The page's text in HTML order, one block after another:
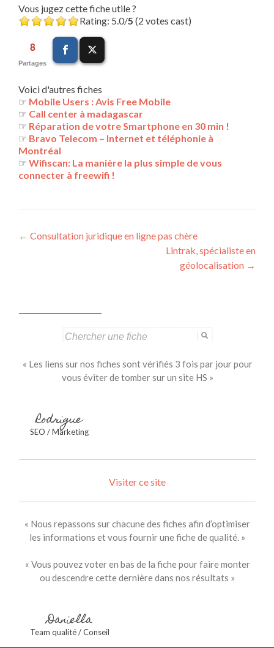
Vous jugez cette fiche utile ?
Rating: 5.0/5 (2 votes cast)
8
Partages
Voici d'autres fiches
☞ Mobile Users : Avis Free Mobile
☞ Call center à madagascar
☞ Réparation de votre Smartphone en 30 min !
☞ Bravo Telecom – Internet et téléphonie à
Montréal
☞ Wifiscan: La manière la plus simple de vous
connecter à freewifi !
Navigation
← Consultation juridique en ligne pas chère
Lintrak, spécialiste en
géolocalisation →
« Les liens sur nos fiches sont vérifiés 3 fois par jour pour
vous éviter de tomber sur un site HS »
Rodrigue
SEO / Marketing
Visiter ce site
« Nous repassons sur chacune des fiches afin d’optimiser
les informations et vous fournir une fiche de qualité. »
« Vous pouvez voter en bas de la fiche pour faire monter
ou descendre cette dernière dans nos résultats »
Daniella
Team qualité / Conseil